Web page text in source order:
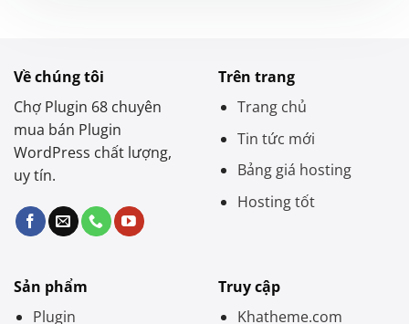
Về chúng tôi
Chợ Plugin 68 chuyên
mua bán Plugin
WordPress chất lượng,
uy tín.
Trên trang
Trang chủ
Tin tức mới
Bảng giá hosting
Hosting tốt
Sản phẩm
Plugin
Truy cập
Khatheme.com